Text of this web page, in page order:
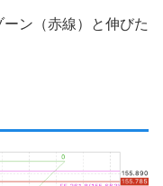
ーン（赤線）と伸びた